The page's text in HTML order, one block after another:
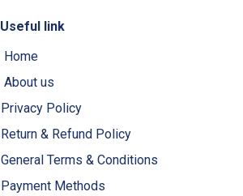
Useful link
Home
About us
Privacy Policy
Return & Refund Policy
General Terms & Conditions
Payment Methods